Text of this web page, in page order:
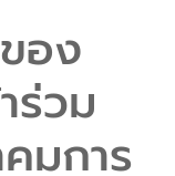
อง
ร่วม
มการ